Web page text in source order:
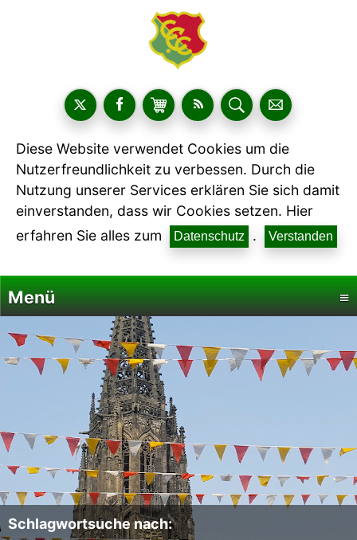
Diese Website verwendet Cookies um die
Nutzerfreundlichkeit zu verbessen. Durch die
Nutzung unserer Services erklären Sie sich damit
einverstanden, dass wir Cookies setzen. Hier
erfahren Sie alles zum
Datenschutz . Verstanden
Menü ≡
Startseite
Termine
Fotoalben
Videos
Schlagwortsuche nach: